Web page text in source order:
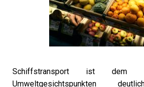
Schiffstransport ist dem
Umweltgesichtspunkten